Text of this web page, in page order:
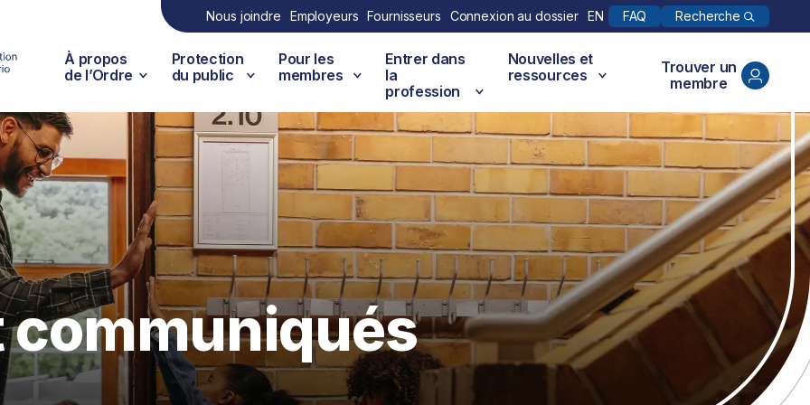
Nous joindre Employeurs Fournisseurs Connexion au dossier EN FAQ Recherche
À propos
de l’Ordre
Protection
du public
Pour les
membres
Entrer dans
la
profession
Nouvelles et
ressources
Trouver un
membre
communiqués